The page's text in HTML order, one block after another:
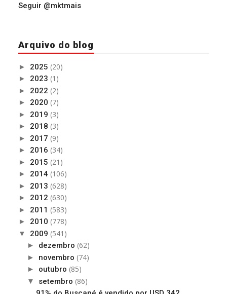
Seguir @mktmais
Arquivo do blog
► 2025 (20)
► 2023 (1)
► 2022 (2)
► 2020 (7)
► 2019 (3)
► 2018 (3)
► 2017 (9)
► 2016 (34)
► 2015 (21)
► 2014 (106)
► 2013 (628)
► 2012 (630)
► 2011 (583)
► 2010 (778)
▼ 2009 (541)
► dezembro (62)
► novembro (74)
► outubro (85)
▼ setembro (86)